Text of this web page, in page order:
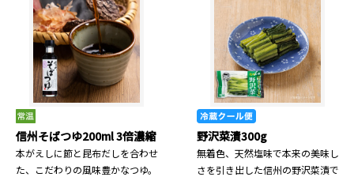
信州そばつゆ200ml 3倍濃縮
本がえしに節と昆布だしを合わせ
た、こだわりの風味豊かなつゆ。
野沢菜漬300g
無着色、天然塩味で本来の美味し
さを引き出した信州の野沢菜漬で